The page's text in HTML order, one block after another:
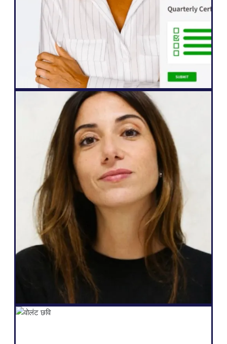
उल्लेखनीय सुधार देखा है, जो हमारी सामग्री के साथ
जुड़ने के लिए पहले से कहीं ज़्यादा उत्सुक हैं।"
जॉन स्प्रिंगली
वरिष्ठ वेबसाइट प्रबंधक
" Weglot यह बहुत बढ़िया है, क्योंकि यह मेरी
आवश्यकताओं के अनुरूप है और मैं अपने ग्राहकों से जो
वादा कर सकता हूं, वह यह है: बहुभाषी होने का एक आसान
तरीका, उनकी वेबसाइट पर पूर्ण स्वायत्तता, अधिक लीड
उत्पन्न करना, तथा यह सब कुछ ही क्लिक में करने की
क्षमता।"
सलोमी अमर